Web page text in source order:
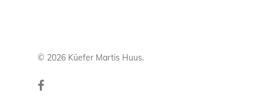
© 2026 Küefer Martis Huus.
facebook